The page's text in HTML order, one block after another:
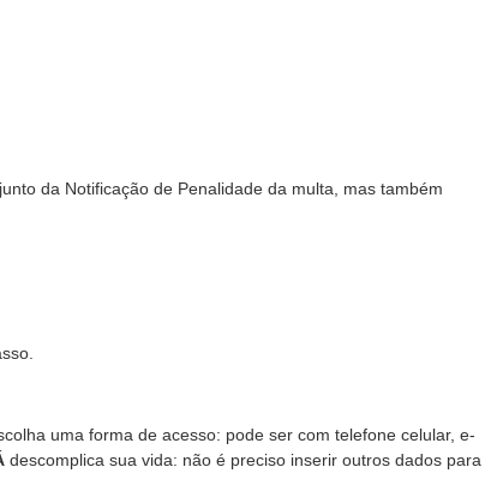
da Notificação de Penalidade da multa, mas também
uma forma de acesso: pode ser com telefone celular, e-
descomplica sua vida: não é preciso inserir outros dados para